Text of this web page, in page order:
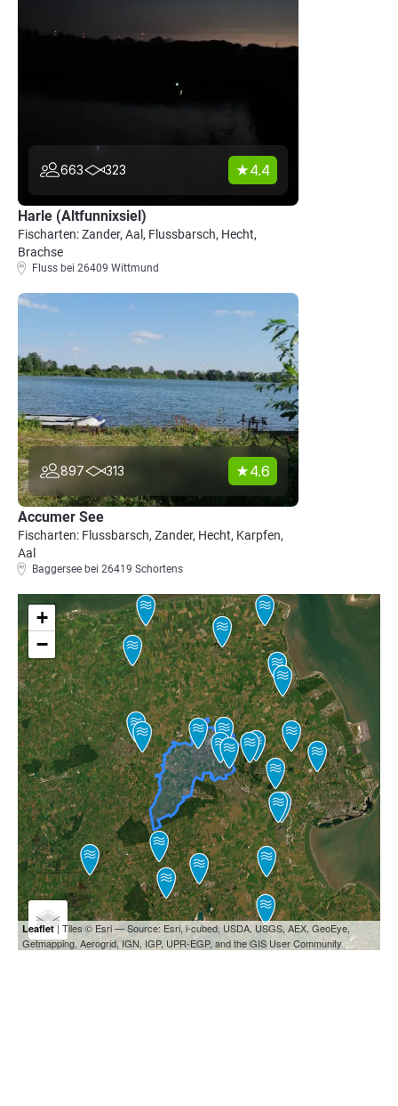
663 323 4.4
Harle (Altfunnixsiel)
Fischarten: Zander, Aal, Flussbarsch, Hecht,
Brachse
Fluss bei 26409 Wittmund
897 313 4.6
Accumer See
Fischarten: Flussbarsch, Zander, Hecht, Karpfen,
Aal
Baggersee bei 26419 Schortens
+
−
Leaflet| Tiles © Esri — Source: Esri, i-cubed, USDA, USGS, AEX, GeoEye,
Getmapping, Aerogrid, IGN, IGP, UPR-EGP, and the GIS User Community